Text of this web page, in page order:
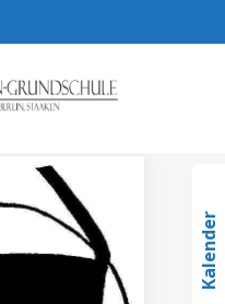
info@zeppelin-
Kalender